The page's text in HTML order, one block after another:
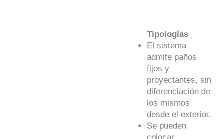
Tipologías
El sistema
admite paños
fijos y
proyectantes, sin
diferenciación de
los mismos
desde el exterior.
Se pueden